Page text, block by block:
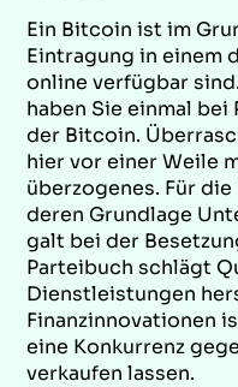
Ein Bitcoin ist im
Eintragung in einem
online verfügbar
haben Sie einmal
der Bitcoin.
hier vor einer Weile
überzogenes. Für
deren Grundlage
galt bei der
Parteibuch schlägt
Dienstleistungen
Finanzinnovationen
eine Konkurrenz
verkaufen lassen.